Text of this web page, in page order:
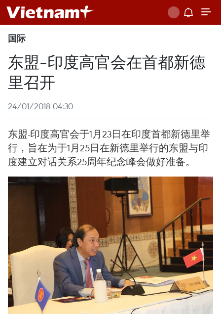
国际
东盟-印度高官会在首都新德
里召开
24/01/2018 04:30
东盟-印度高官会于1月23日在印度首都新德里举
行，旨在为于1月25日在新德里举行的东盟与印
度建立对话关系25周年纪念峰会做好准备。